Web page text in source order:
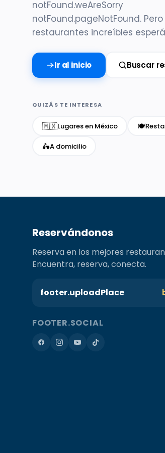
notFound.weAreSorry
notFound.pageNotFound.
restaurantes increíbles
Ir al inicio Buscar
QUIZÁS TE INTERESA
🇲🇽Lugares en México 🍽️
🛵A domicilio
Reservándonos
Reserva en los mejores
Encuentra, reserva, conecta.
footer.uploadPlace
FOOTER.SOCIAL